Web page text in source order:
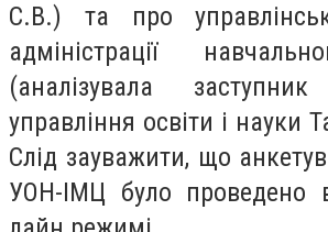
С.В.) та про
адміністрації
(аналізувала
управління освіти і науки
Слід зауважити, що
УОН-ІМЦ було проведено